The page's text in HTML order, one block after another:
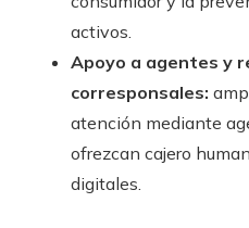
activos.
Apoyo a agentes y
corresponsales:
atención mediante
ofrezcan cajero
digitales.